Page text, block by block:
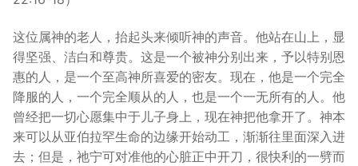
这位属神的老人，抬起头来倾听神的声音。他站在山上，显
得坚强、洁白和尊贵。这是一个被神分别出来，予以特别恩
惠的人，是一个至高神所喜爱的密友。现在，他是一个完全
降服的人，一个完全顺从的人，也是一个一无所有的人。他
曾经把一切心愿集中于儿子身上，现在神把他拿开了。神本
来可以从亚伯拉罕生命的边缘开始动工，渐渐往里面深入进
去；但是，祂宁可对准他的心脏正中开刀，很快利的一劈而